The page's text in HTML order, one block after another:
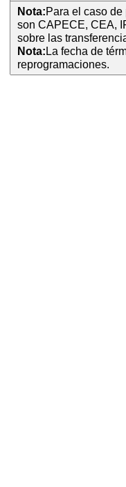
Nota:Para el caso
son CAPECE, CEA,
sobre las
Nota: La fecha de
reprogramaciones.